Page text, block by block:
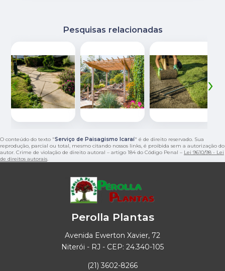
Pesquisas relacionadas
‹ ›
O conteúdo do texto "Serviço de Paisagismo Icaraí" é de direito reservado. Sua
reprodução, parcial ou total, mesmo citando nossos links, é proibida sem a autorização do
autor. Crime de violação de direito autoral – artigo 184 do Código Penal – Lei 9610/98 - Lei
de direitos autorais.
Perolla Plantas
Avenida Ewerton Xavier, 72
Niterói - RJ - CEP: 24.340-105
(21) 3602-8266